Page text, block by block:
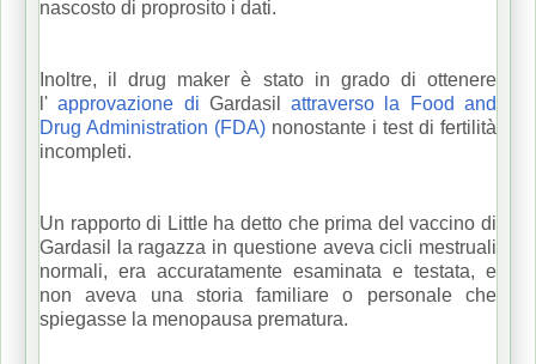
nascosto di proprosito i dati.
Inoltre, il drug maker è stato in grado di ottenere
l'approvazione di Gardasilattraverso la Food and
Drug Administration (FDA) nonostante i test di fertilità
incompleti.
Un rapporto di Little ha detto che prima del vaccino di
Gardasil la ragazza in questione aveva cicli mestruali
normali, era accuratamente esaminata e testata, e
non aveva una storia familiare o personale che
spiegasse la menopausa prematura.